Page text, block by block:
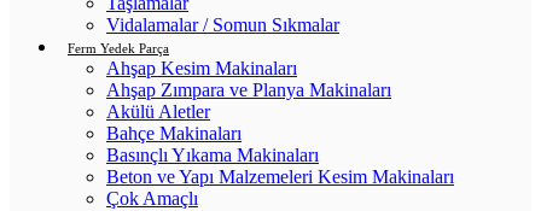
Vidalamalar / Somun Sıkmalar
Ferm Yedek Parça
Ahşap Kesim Makinaları
Ahşap Zımpara ve Planya Makinaları
Akülü Aletler
Bahçe Makinaları
Basınçlı Yıkama Makinaları
Beton ve Yapı Malzemeleri Kesim Makinaları
Çok Amaçlı